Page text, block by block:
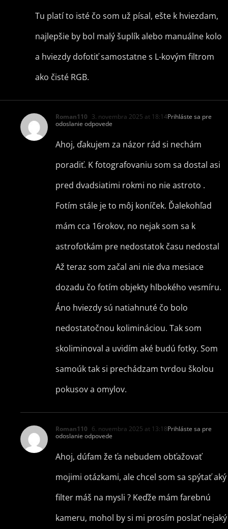
Tu platí to isté čo som už písal, ešte k hviezdam,
najlepšie by bol malý šuplík alebo manuálne kolo
a hviezdy dofotiť samostatne s L-kovým filtrom
ako čisté RGB.
Roman110 3. novembra 2025 at 18:14Prihláste sa pre
odoslanie odpovede
Ahoj, ďakujem za názor rád si nechám
poradiť. K fotografovaniu som sa dostal asi
pred dvadsiatimi rokmi no nie astroto .
Fotím stále je to môj koníček. Ďalekohľad
mám cca 16rokov, no nejak som sa k
astrofotkám pre nedostatok času nedostal
Až teraz som začal ani nie dva mesiace
dozadu čo fotím objekty hlbokého vesmíru.
Áno hviezdy sú natiahnuté čo bolo
nedostatočnou kolimináciou. Tak som
skoliminoval a uvidím aké budú fotky. Som
samoúk tak si prechádzam tvrdou školou
pokusov a omylov.
Roman110 6. novembra 2025 at 13:18Prihláste sa pre
odoslanie odpovede
Ahoj, dúfam že ťa nebudem obťažovať
mojimi otázkami, ale chcel som sa spýtať aký
filter máš na mysli ? Keďže mám farebnú
kameru, mohol by si mi prosím poslať nejaký